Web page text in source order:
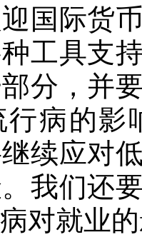
际货币
工具支
分，并
行病的影
续应对
我们还
对就业